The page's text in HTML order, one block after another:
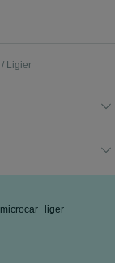
Ligier
microcar
liger